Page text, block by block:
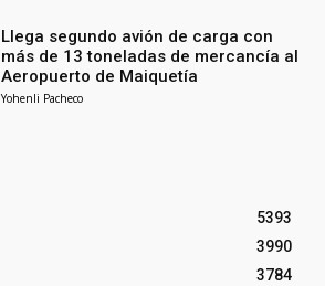
Llega segundo avión de carga con
más de 13 toneladas de mercancía al
Aeropuerto de Maiquetía
Yohenli Pacheco
5393
3990
3784